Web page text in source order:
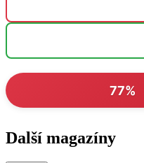
77%
Další magazíny